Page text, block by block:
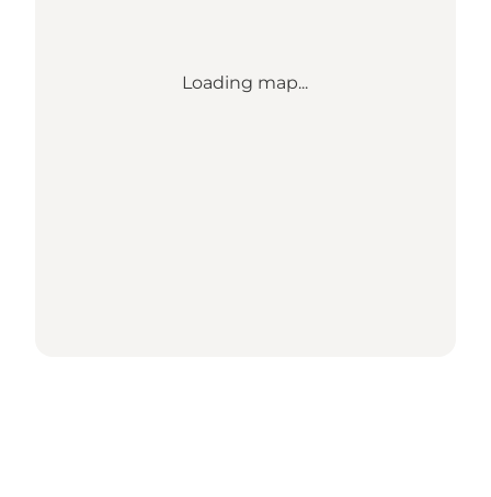
Loading map...